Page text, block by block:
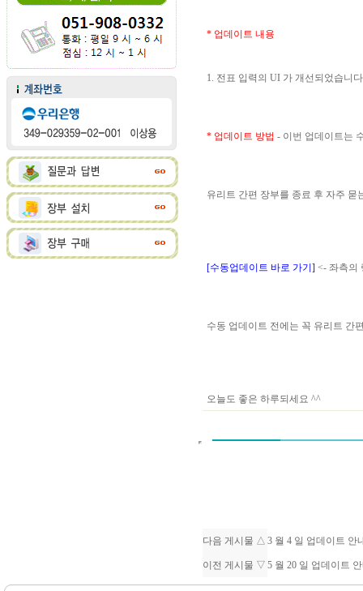
* 업데이트 내용
1. 전표 입력의 UI 가 개선되었습니
* 업데이트 방법 - 이번 업데이트는
유리트 간편 장부를 종료 후 자주
[수동업데이트 바로 가기] <- 좌측의
수동 업데이트 전에는 꼭 유리트 간
오늘도 좋은 하루되세요 ^^
다음 게시물 △ 3 월 4 일 업데이트 안
이전 게시물 ▽ 5 월 20 일 업데이트